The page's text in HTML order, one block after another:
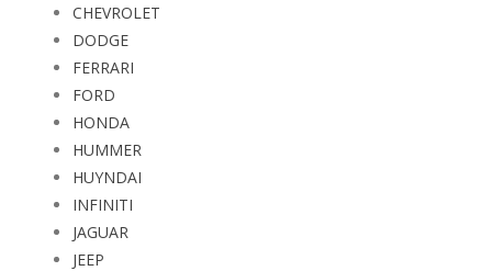
CHEVROLET
DODGE
FERRARI
FORD
HONDA
HUMMER
HUYNDAI
INFINITI
JAGUAR
JEEP